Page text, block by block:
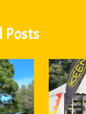
Posts